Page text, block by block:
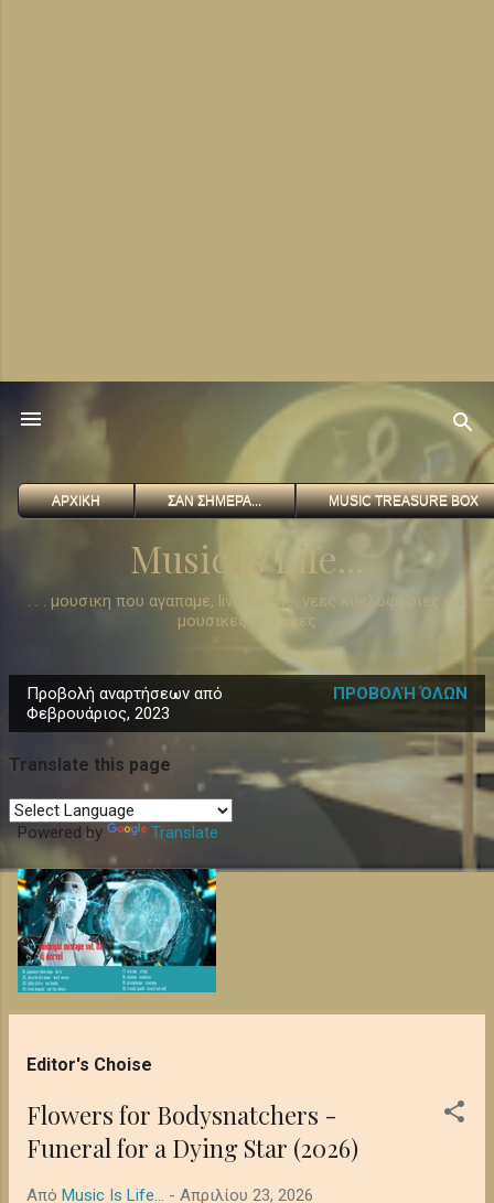
ΑΡΧΙΚΗ ΣΑΝ ΣΗΜΕΡΑ... MUSIC TREASURE BOX
Music Is Life...
. . . μουσικη που αγαπαμε, live events, νεες κυκλοφοριες και
μουσικες ιστοριες
ν
α
ρ
τ
σ
ε
ς
Προβολή αναρτήσεων από
Φεβρουάριος, 2023
ΠΡΟΒΟΛΉ ΌΛΩΝ
Translate this page
Powered by Translate
Editor's Choise
Flowers for Bodysnatchers -
Funeral for a Dying Star (2026)
Από Music Is Life... - Απριλίου 23, 2026
απλές συμβουλές Blogger